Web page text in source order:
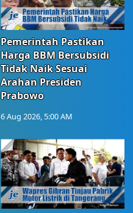
Pemerintah Pastikan
Harga BBM Bersubsidi
Tidak Naik Sesuai
Arahan Presiden
Prabowo
6 Aug 2026, 5:00 AM